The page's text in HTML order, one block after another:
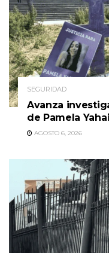
SEGURIDAD
Avanza
de Pamela
AGOSTO 6, 2026